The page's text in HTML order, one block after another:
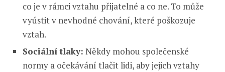
co je v rámci vztahu přijatelné a co ne. To může
vyústit v nevhodné chování, které poškozuje
vztah.
Sociální tlaky: Někdy mohou společenské
normy a očekávání tlačit lidi, aby jejich vztahy